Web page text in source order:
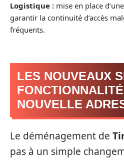
Logistique : mise en place
garantir la continuité d’accès
fréquents.
LES NOUVEAUX
NOUVELLE
Le déménagement de
pas à un simple